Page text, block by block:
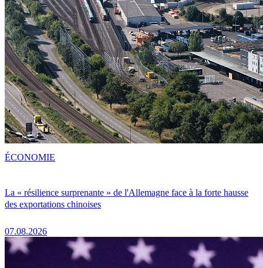
La « résilience surprenante » de l'Allemagne face à la forte hausse
des exportations chinoises
07.08.2026
ÉCONOMIE